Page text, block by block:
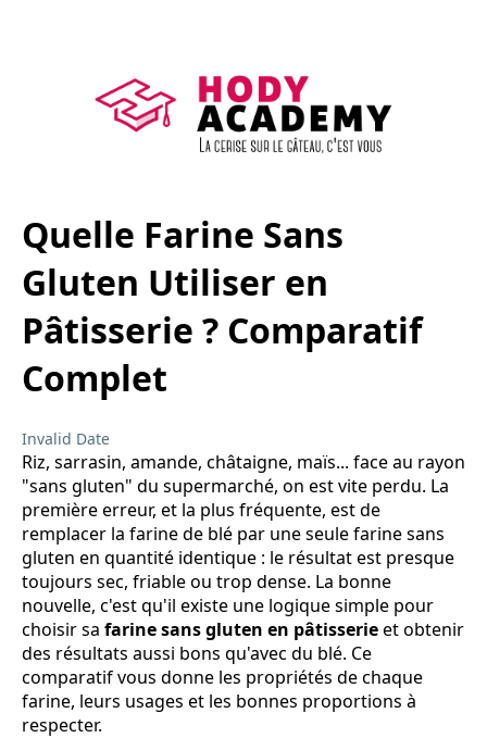
Quelle Farine Sans
Gluten Utiliser en
Pâtisserie ? Comparatif
Complet
Invalid Date
Riz, sarrasin, amande, châtaigne, maïs... face au rayon
"sans gluten" du supermarché, on est vite perdu. La
première erreur, et la plus fréquente, est de
remplacer la farine de blé par une seule farine sans
gluten en quantité identique : le résultat est presque
toujours sec, friable ou trop dense. La bonne
nouvelle, c'est qu'il existe une logique simple pour
choisir sa farine sans gluten en pâtisserieet obtenir
des résultats aussi bons qu'avec du blé. Ce
comparatif vous donne les propriétés de chaque
farine, leurs usages et les bonnes proportions à
respecter.